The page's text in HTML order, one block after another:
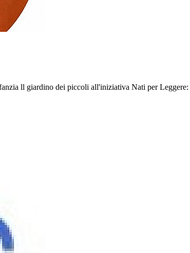
ll giardino dei piccoli all'iniziativa Nati per